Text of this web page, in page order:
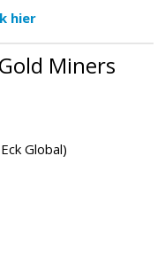
hier
Miners
Global)